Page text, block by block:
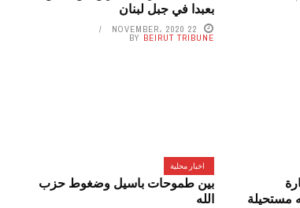
بعبدا في جبل لبنان
22 NOVEMBER، 2020
BY BEIRUT TRIBUNE
مستحيلة
اخبار محلية
بين طموحات باسيل وضغوط حزب
الله